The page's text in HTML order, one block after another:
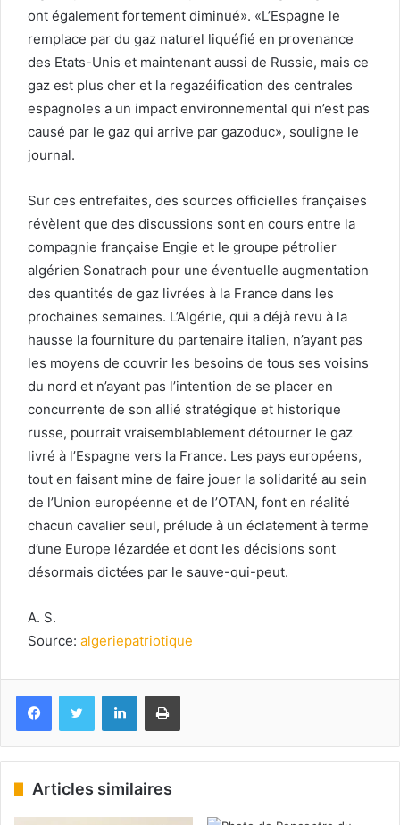
ont également fortement diminué». «L’Espagne le
remplace par du gaz naturel liquéfié en provenance
des Etats-Unis et maintenant aussi de Russie, mais ce
gaz est plus cher et la regazéification des centrales
espagnoles a un impact environnemental qui n’est pas
causé par le gaz qui arrive par gazoduc», souligne le
journal.
Sur ces entrefaites, des sources officielles françaises
révèlent que des discussions sont en cours entre la
compagnie française Engie et le groupe pétrolier
algérien Sonatrach pour une éventuelle augmentation
des quantités de gaz livrées à la France dans les
prochaines semaines. L’Algérie, qui a déjà revu à la
hausse la fourniture du partenaire italien, n’ayant pas
les moyens de couvrir les besoins de tous ses voisins
du nord et n’ayant pas l’intention de se placer en
concurrente de son allié stratégique et historique
russe, pourrait vraisemblablement détourner le gaz
livré à l’Espagne vers la France. Les pays européens,
tout en faisant mine de faire jouer la solidarité au sein
de l’Union européenne et de l’OTAN, font en réalité
chacun cavalier seul, prélude à un éclatement à terme
d’une Europe lézardée et dont les décisions sont
désormais dictées par le sauve-qui-peut.
A. S.
Source: algeriepatriotique
FacebookTwitter LinkedinImprimer
Articles similaires